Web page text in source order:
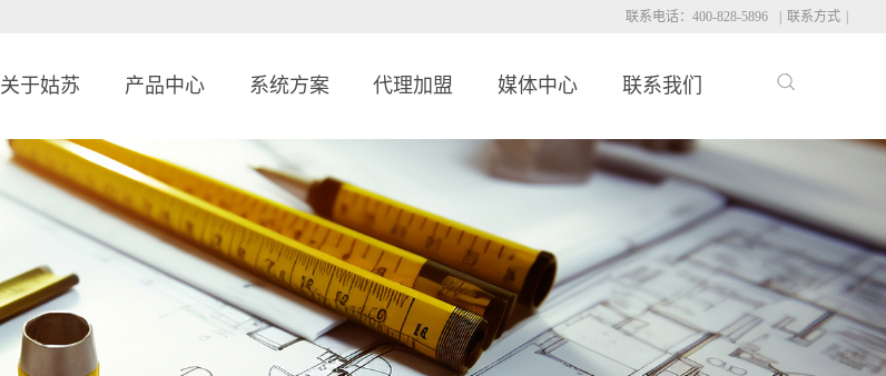
联系电话：400-828-5896 联系方式
关于姑苏 产品中心 系统方案 代理加盟 媒体中心 联系我们